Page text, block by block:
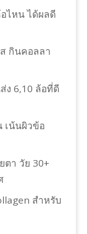
ไหน ได้ผลดี
กินคอลลา
ง 6,10 ล้อที่ดี
เน้นผิวข้อ
ตา วัย 30+
สำหรับ